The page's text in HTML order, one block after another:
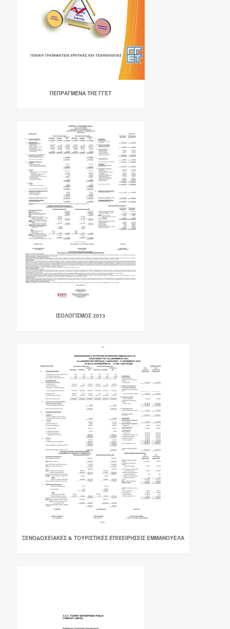
ΠΕΠΡΑΓΜΈΝΑ ΤΗΣ ΓΓΕΤ
ΙΣΟΛΟΓΙΣΜΟΣ 2013
ΞΕΝΟΔΟΧΕΙΑΚΕΣ & ΤΟΥΡΙΣΤΙΚΕΣ ΕΠΙΧΕΙΡΗΣΕΙΣ ΕΜΜΑΝΟΥΕΛΑ